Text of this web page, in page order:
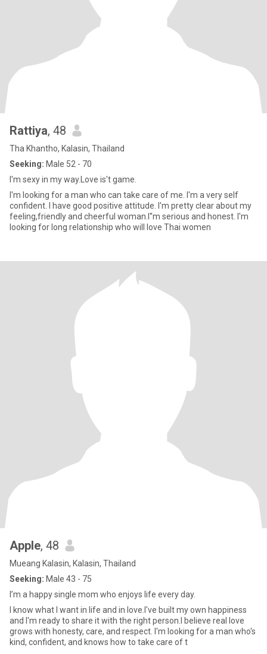
Rattiya, 48
Tha Khantho, Kalasin, Thailand
Seeking: Male 52 - 70
I'm sexy in my way.Love is't game.
I'm looking for a man who can take care of me. I'm a very self
confident. I have good positive attitude. I'm pretty clear about my
feeling,friendly and cheerful woman.I''m serious and honest. I'm
looking for long relationship who will love Thai women
Apple, 48
Mueang Kalasin, Kalasin, Thailand
Seeking: Male 43 - 75
I’m a happy single mom who enjoys life every day.
I know what I want in life and in love.I've built my own happiness
and I'm ready to share it with the right person.I believe real love
grows with honesty, care, and respect. I'm looking for a man who's
kind, confident, and knows how to take care of t